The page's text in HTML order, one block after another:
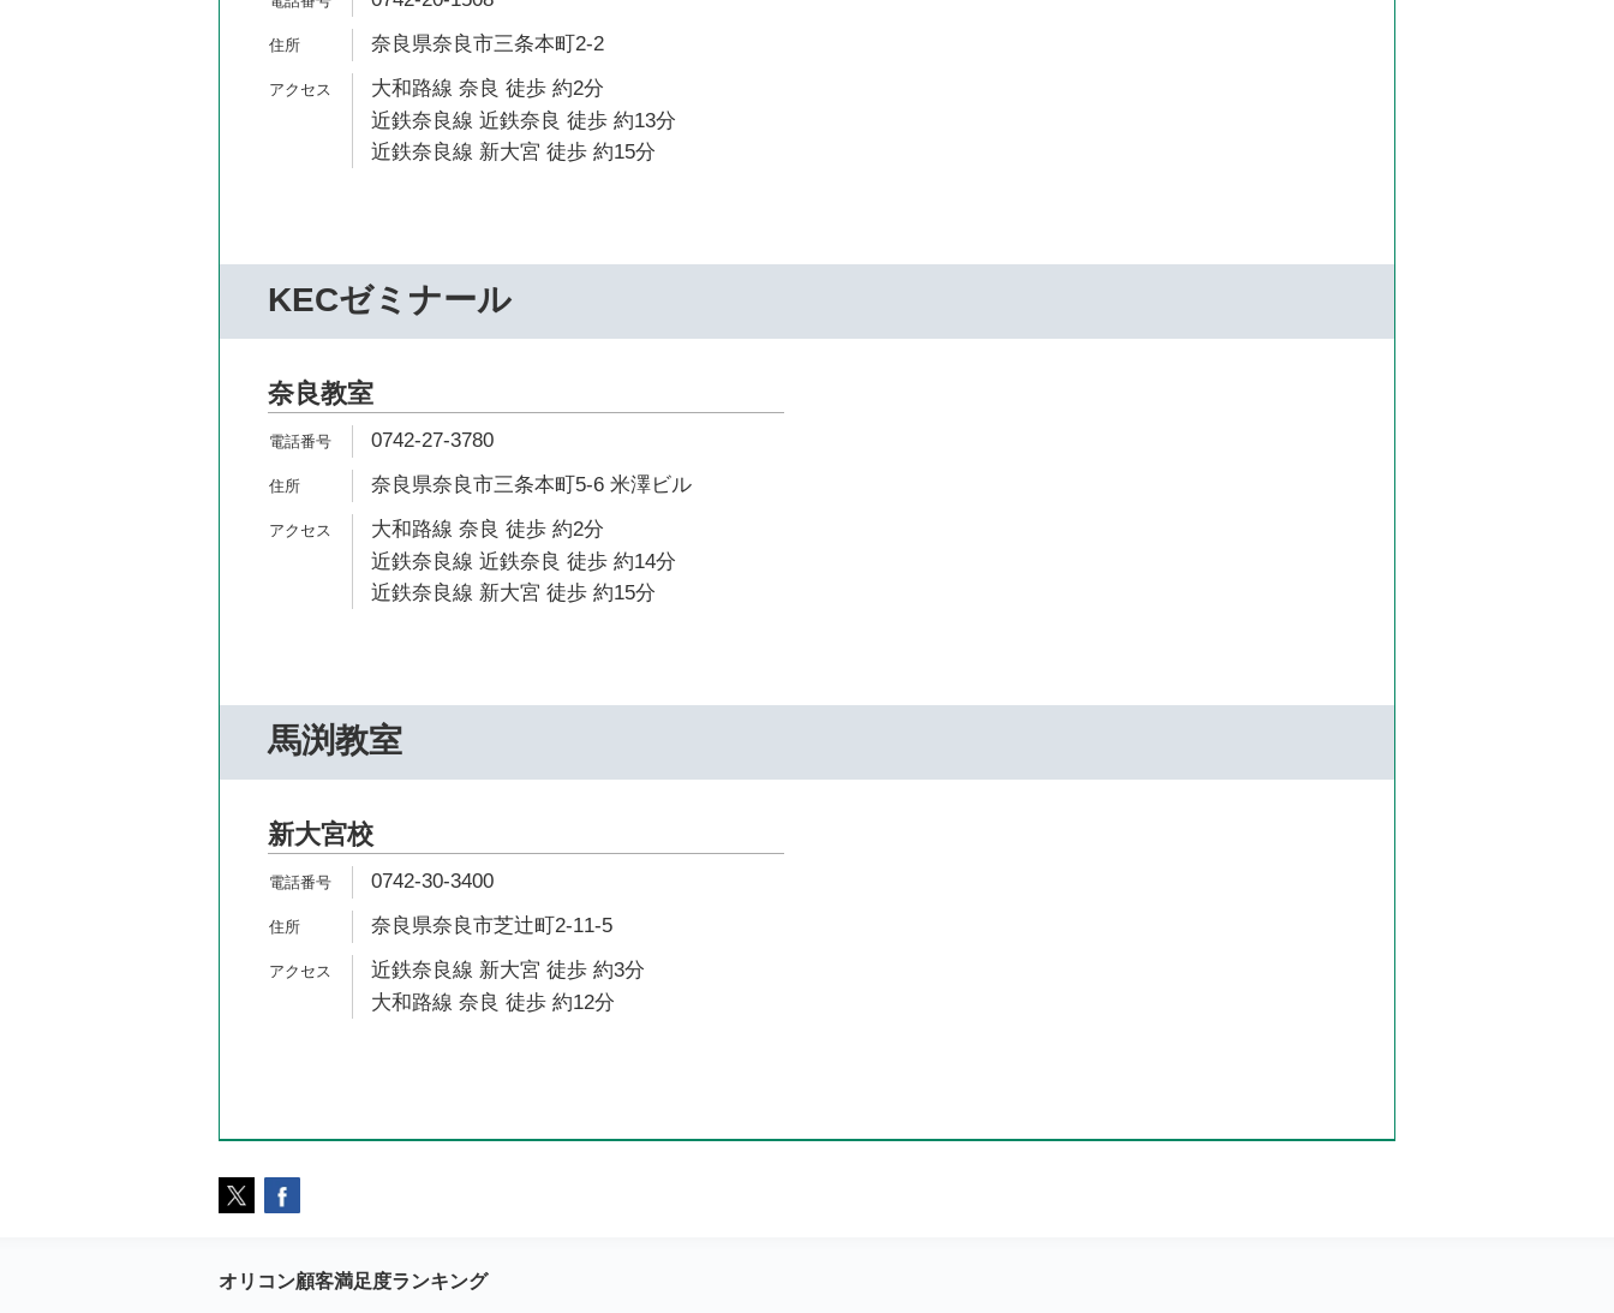
奈良県奈良市三条本町2-2
大和路線 奈良 徒歩 約2分
近鉄奈良線 近鉄奈良 徒歩 約13分
近鉄奈良線 新大宮 徒歩 約15分
KECゼミナール
奈良教室
0742-27-3780
奈良県奈良市三条本町5-6 米澤ビル
大和路線 奈良 徒歩 約2分
近鉄奈良線 近鉄奈良 徒歩 約14分
近鉄奈良線 新大宮 徒歩 約15分
馬渕教室
新大宮校
0742-30-3400
奈良県奈良市芝辻町2-11-5
近鉄奈良線 新大宮 徒歩 約3分
大和路線 奈良 徒歩 約12分
オリコン顧客満足度ランキング